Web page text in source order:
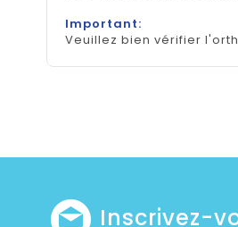
Important:
Veuillez bien vérifier
Inscrivez-